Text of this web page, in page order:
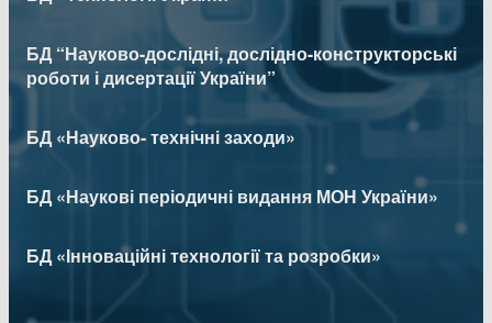
БД “Науково-дослідні, дослідно-конструкторські
роботи і дисертації України”
БД «Науково- технічні заходи»
БД «Наукові періодичні видання МОН України»
БД «Інноваційні технології та розробки»